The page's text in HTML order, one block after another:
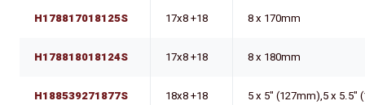
H178817018125S 17x8 +18 8 x 170mm
H178818018124S 17x8 +18 8 x 180mm
H188539271877S 18x8 +18 5 x 5" (127mm),5 x 5.5"